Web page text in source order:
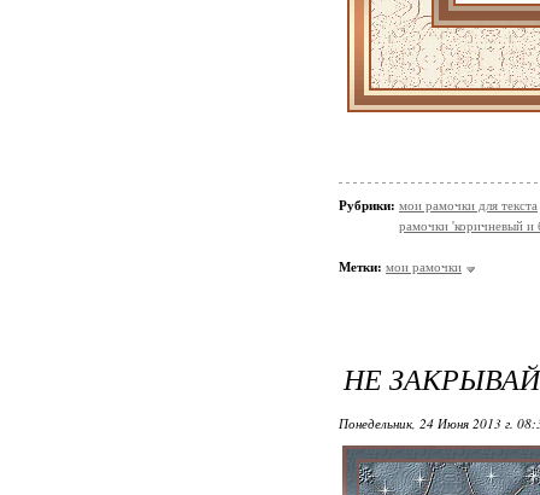
Рубрики: мои рамочки для текста
рамочки 'коричневый
Метки: мои рамочки
НЕ
Понедельник, 24 Июня 2013 г.